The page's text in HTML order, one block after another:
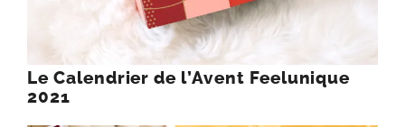
Le Calendrier de l’Avent Feelunique
2021